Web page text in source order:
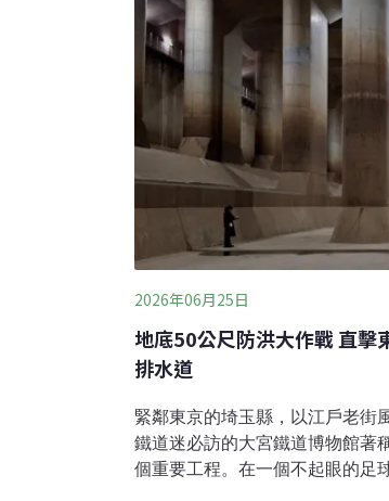
2026年06月25日
地底50公尺防洪大作戰 直擊
排水道
緊鄰東京的埼玉縣，以江戶老街
鐵道迷必訪的大宮鐵道博物館著
個重要工程。在一個不起眼的足